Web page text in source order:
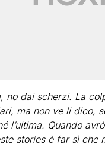
no dai scherzi. La
ma non ve li dico,
l’ultima. Quando
stories è far sì che